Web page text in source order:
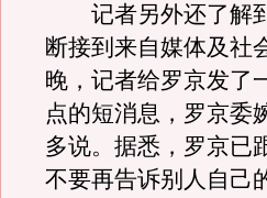
记者另外还了解到
断接到来自媒体及社
晚，记者给罗京发了
点的短消息，罗京委
多说。据悉，罗京已
不要再告诉别人自己